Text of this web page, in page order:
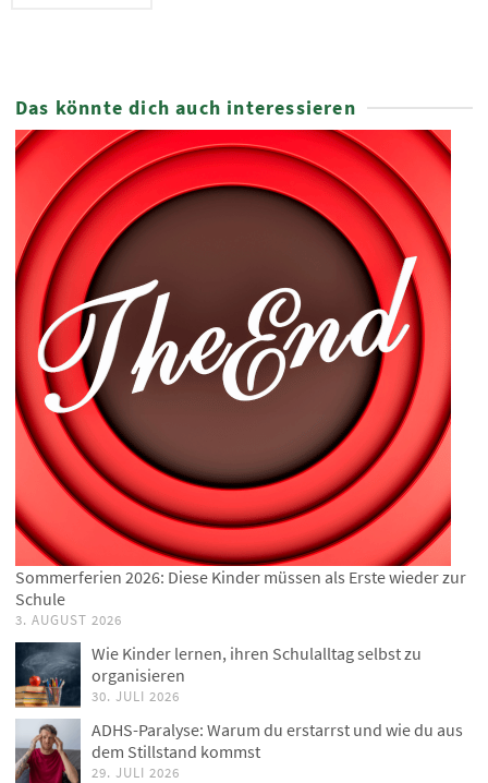
Das könnte dich auch interessieren
Sommerferien 2026: Diese Kinder müssen als Erste wieder zur
Schule
3. AUGUST 2026
Wie Kinder lernen, ihren Schulalltag selbst zu
organisieren
30. JULI 2026
ADHS-Paralyse: Warum du erstarrst und wie du aus
dem Stillstand kommst
29. JULI 2026